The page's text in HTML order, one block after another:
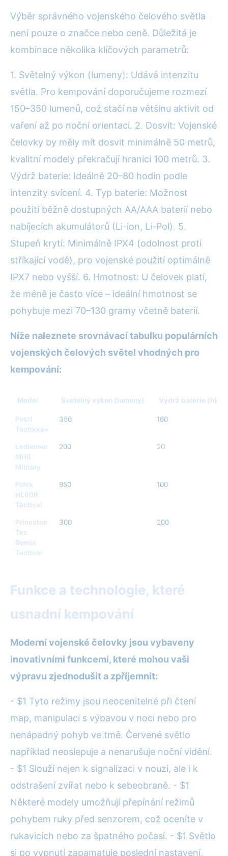
Výběr správného vojenského čelového světla
není pouze o značce nebo ceně. Důležitá je
kombinace několika klíčových parametrů:
1. Světelný výkon (lumeny): Udává intenzitu
světla. Pro kempování doporučujeme rozmezí
150–350 lumenů, což stačí na většinu aktivit od
vaření až po noční orientaci. 2. Dosvit: Vojenské
čelovky by měly mít dosvit minimálně 50 metrů,
kvalitní modely překračují hranici 100 metrů. 3.
Výdrž baterie: Ideálně 20–80 hodin podle
intenzity svícení. 4. Typ baterie: Možnost
použití běžně dostupných AA/AAA baterií nebo
nabíjecích akumulátorů (Li-ion, Li-Pol). 5.
Stupeň krytí: Minimálně IPX4 (odolnost proti
stříkající vodě), pro vojenské použití optimálně
IPX7 nebo vyšší. 6. Hmotnost: U čelovek platí,
že méně je často více – ideální hmotnost se
pohybuje mezi 70–130 gramy včetně baterií.
Níže naleznete srovnávací tabulku populárních
vojenských čelových světel vhodných pro
kempování:
Model Svetelný výkon (lumeny) Výdrž baterie (h)
Petzl
Tactikka+
350 160
Ledlenser
MH6
Military
200 20
Fenix
HL60R
Tactical
950 100
Princeton
Tec
Remix
Tactical
300 200
Funkce a technologie, které
usnadní kempování
Moderní vojenské čelovky jsou vybaveny
inovativními funkcemi, které mohou vaši
výpravu zjednodušit a zpříjemnit:
- $1 Tyto režimy jsou neocenitelné při čtení
map, manipulaci s výbavou v noci nebo pro
nenápadný pohyb ve tmě. Červené světlo
například neoslepuje a nenarušuje noční vidění.
- $1 Slouží nejen k signalizaci v nouzi, ale i k
odstrašení zvířat nebo k sebeobraně. - $1
Některé modely umožňují přepínání režimů
pohybem ruky před senzorem, což oceníte v
rukavicích nebo za špatného počasí. - $1 Světlo
si po vypnutí zapamatuje poslední nastavení,